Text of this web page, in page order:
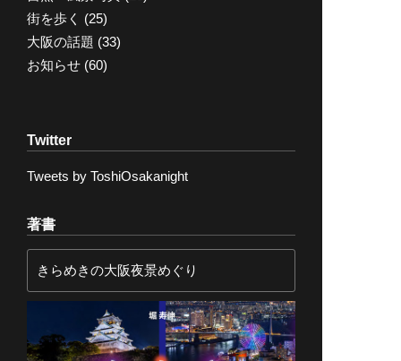
街を歩く (25)
大阪の話題 (33)
お知らせ (60)
Twitter
Tweets by ToshiOsakanight
著書
きらめきの大阪夜景めぐり